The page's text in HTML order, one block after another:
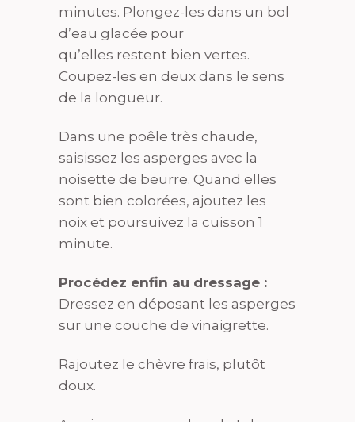
minutes. Plongez-les dans un bol
d’eau glacée pour
qu’elles restent bien vertes.
Coupez-les en deux dans le sens
de la longueur.
Dans une poêle très chaude,
saisissez les asperges avec la
noisette de beurre. Quand elles
sont bien colorées, ajoutez les
noix et poursuivez la cuisson 1
minute.
Procédez enfin au dressage :
Dressez en déposant les asperges
sur une couche de vinaigrette.
Rajoutez le chèvre frais, plutôt
doux.